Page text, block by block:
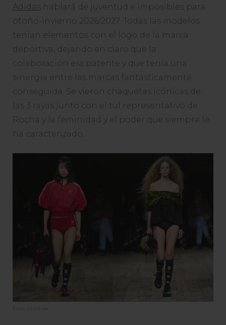
Adidas hablará de juventud e imposibles para
otoño-invierno 2026/2027. Todas las modelos
tenían elementos con el logo de la marca
deportiva, dejando en claro que la
colaboración era patente y que tenía una
sinergia entre las marcas fantásticamente
conseguida. Se vieron chaquetas icónicas de
las 3 rayas junto con el tul representativo de
Rocha y la feminidad y el poder que siempre le
ha caracterizado.
Fotos: Imaxtree